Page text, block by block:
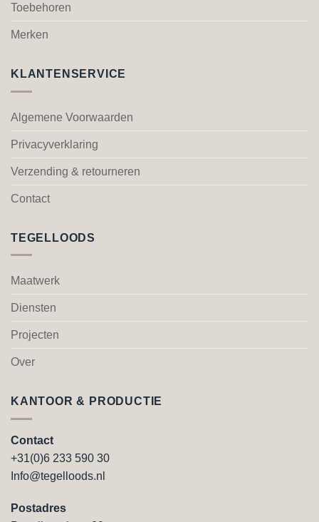
de
de
Toebehoren
Merken
KLANTENSERVICE
Algemene Voorwaarden
Privacyverklaring
Verzending & retourneren
Contact
TEGELLOODS
Maatwerk
Diensten
Projecten
Over
KANTOOR & PRODUCTIE
Contact
+31(0)6 233 590 30
Info@tegelloods.nl
Postadres